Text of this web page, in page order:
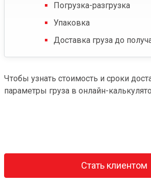
Погрузка-разгрузка
Упаковка
Доставка груза до
Чтобы узнать стоимость и сроки
параметры груза в онлайн-
Стать клиентом